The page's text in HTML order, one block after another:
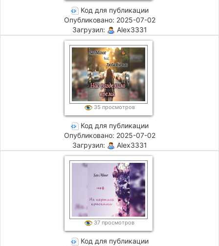
Код для публикации
Опубликовано: 2025-07-02
Загрузил:
Alex3331
35 просмотров
Код для публикации
Опубликовано: 2025-07-02
Загрузил:
Alex3331
37 просмотров
Код для публикации